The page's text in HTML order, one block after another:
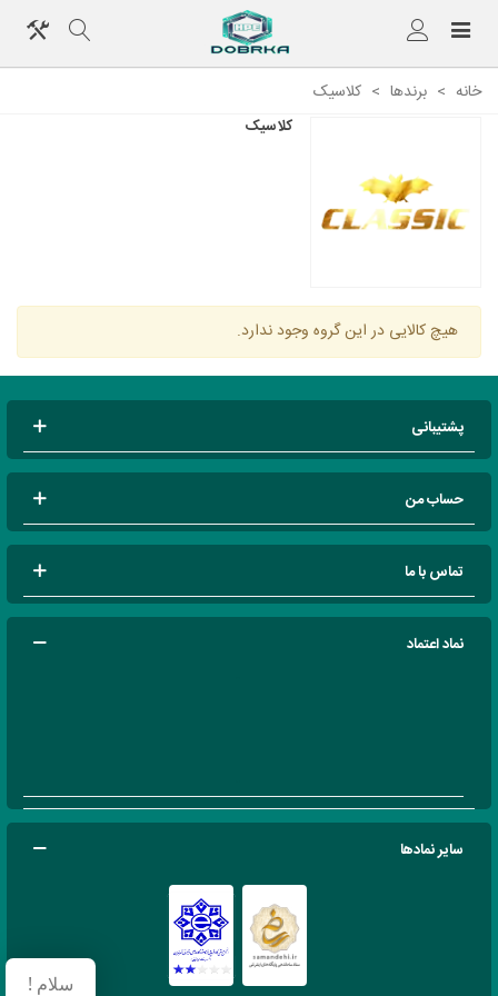
خانه > برندها > کلاسیک
کلاسیک
هیچ کالایی در این گروه وجود ندارد.
پشتیبانی
حساب من
تماس با ما
نماد اعتماد
سایر نمادها
سلام !